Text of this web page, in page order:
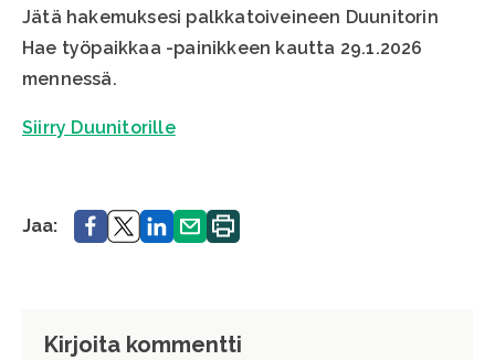
Jätä hakemuksesi palkkatoiveineen Duunitorin
Hae työpaikkaa -painikkeen kautta 29.1.2026
mennessä.
Siirry Duunitorille
Jaa: Jaa. Jaa.Jaa. Jaa. Tulosta
sivu.
Kirjoita kommentti